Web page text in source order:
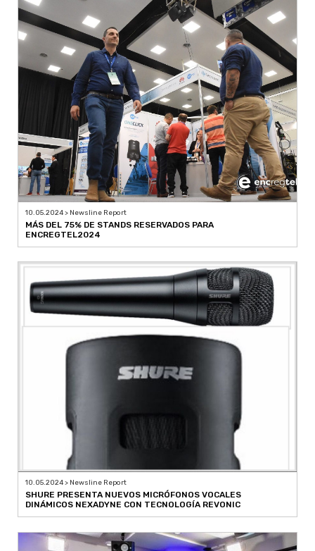
10.05.2024 > Newsline Report
MÁS DEL 75% DE STANDS RESERVADOS PARA
ENCREGTEL2024
10.05.2024 > Newsline Report
SHURE PRESENTA NUEVOS MICRÓFONOS VOCALES
DINÁMICOS NEXADYNE CON TECNOLOGÍA REVONIC